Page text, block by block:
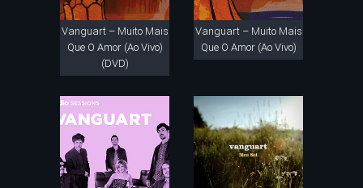
Vanguart – Muito Mais
Que O Amor (Ao Vivo)
(DVD)
Vanguart – Muito Mais
Que O Amor (Ao Vivo)